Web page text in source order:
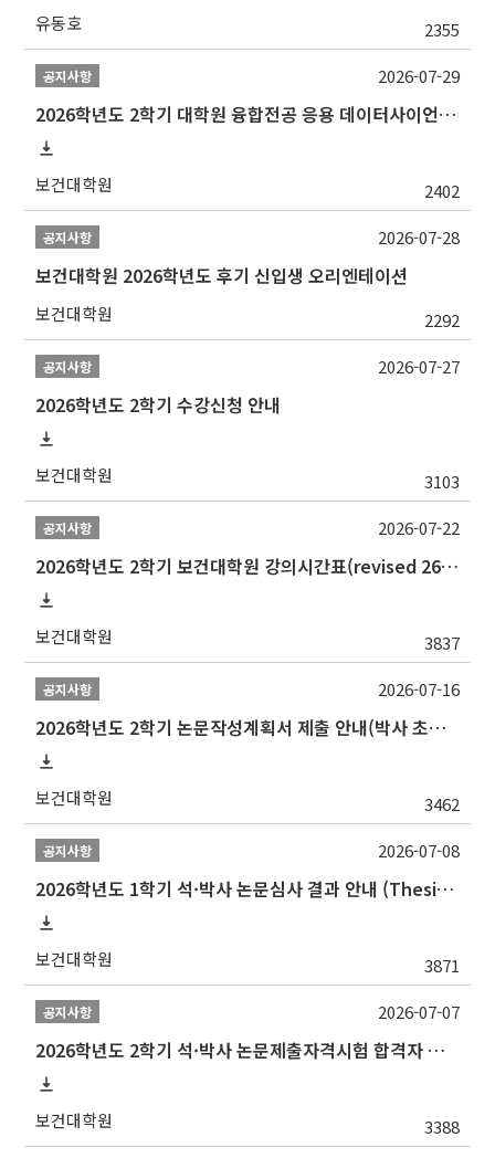
유동호 2355
공지사항
2026학년도 2학기 대학원 융합전공 응용 데이터사이언스 선발 계획 알림
보건대학원 2402
2026-07-29
공지사항
보건대학원 2026학년도 후기 신입생 오리엔테이션
보건대학원 2292
2026-07-28
공지사항
2026학년도 2학기 수강신청 안내
보건대학원 3103
2026-07-27
공지사항
2026학년도 2학기 보건대학원 강의시간표(revised 260803)(2026 2nd SEMESTER SNU GSPH TIMETABLE)
보건대학원 3837
2026-07-22
공지사항
2026학년도 2학기 논문작성계획서 제출 안내(박사 초심 일정 포함)_Thesis Proposal
보건대학원 3462
2026-07-16
공지사항
2026학년도 1학기 석·박사 논문심사 결과 안내 (Thesis Defense Result)
보건대학원 3871
2026-07-08
공지사항
2026학년도 2학기 석·박사 논문제출자격시험 합격자 공고(TSQ Exam Result)
보건대학원 3388
2026-07-07